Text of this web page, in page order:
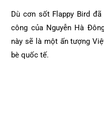
Dù cơn sốt Flappy Bird
công của Nguyễn Hà
này sẽ là một ấn tượng
bè quốc tế.